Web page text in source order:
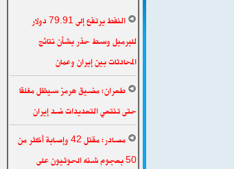
النفط يرتفع إلى 79.91 دولار
للبرميل وسط حذر بشأن نتائج
المحادثات بين إيران وعمان
طهران: مضيق هرمز سيظل مغلقا
حتى تنتهي التهديدات ضد إيران
مصادر: مقتل 42 وإصابة أكثر من
50 بهجوم شنه الحوثيون على